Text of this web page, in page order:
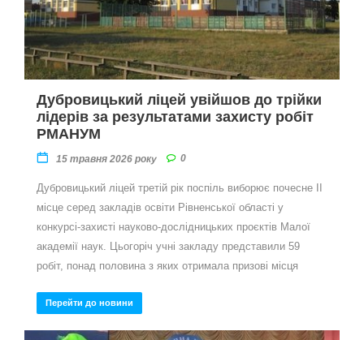
Дубровицький ліцей увійшов до трійки
лідерів за результатами захисту робіт
РМАНУМ
15 травня 2026 року 0
Дубровицький ліцей третій рік поспіль виборює почесне ІІ
місце серед закладів освіти Рівненської області у
конкурсі-захисті науково-дослідницьких проєктів Малої
академії наук. Цьогоріч учні закладу представили 59
робіт, понад половина з яких отримала призові місця
Перейти до новини